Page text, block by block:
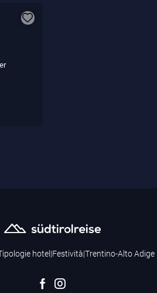
hotel |Festività|Trentino-Alto Adige